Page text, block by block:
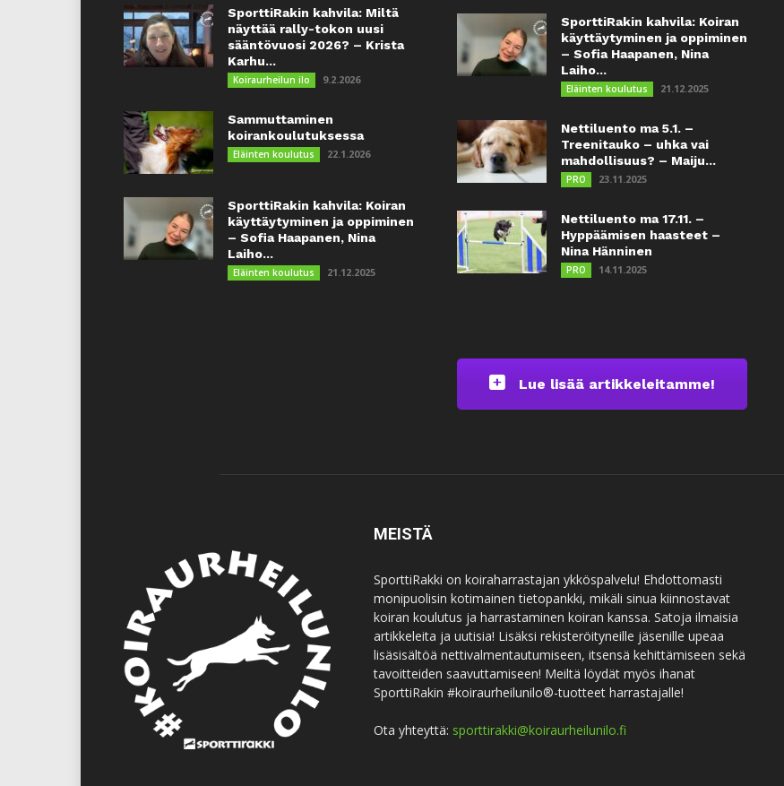
SporttiRakin kahvila: Miltä
näyttää rally-tokon uusi
sääntövuosi 2026? – Krista
Karhu...
Koiraurheilun ilo 9.2.2026
Sammuttaminen
koirankoulutuksessa
Eläinten koulutus 22.1.2026
SporttiRakin kahvila: Koiran
käyttäytyminen ja oppiminen
– Sofia Haapanen, Nina
Laiho...
Eläinten koulutus 21.12.2025
SporttiRakin kahvila: Koiran
käyttäytyminen ja oppiminen
– Sofia Haapanen, Nina
Laiho...
Eläinten koulutus 21.12.2025
Nettiluento ma 5.1. –
Treenitauko – uhka vai
mahdollisuus? – Maiju...
PRO 23.11.2025
Nettiluento ma 17.11. –
Hyppäämisen haasteet –
Nina Hänninen
PRO 14.11.2025
Lue lisää artikkeleitamme!
MEISTÄ
SporttiRakki on koiraharrastajan ykköspalvelu! Ehdottomasti
monipuolisin kotimainen tietopankki, mikäli sinua kiinnostavat
koiran koulutus ja harrastaminen koiran kanssa. Satoja ilmaisia
artikkeleita ja uutisia! Lisäksi rekisteröityneille jäsenille upeaa
lisäsisältöä nettivalmentautumiseen, itsensä kehittämiseen sekä
tavoitteiden saavuttamiseen! Meiltä löydät myös ihanat
SporttiRakin #koiraurheilunilo®-tuotteet harrastajalle!
Ota yhteyttä: sporttirakki@koiraurheilunilo.fi